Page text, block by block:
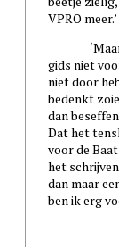
VPRO meer.’
‘Maar je
gids niet
niet door
bedenkt
dan
Dat het
voor de
het
dan maar
ben ik erg